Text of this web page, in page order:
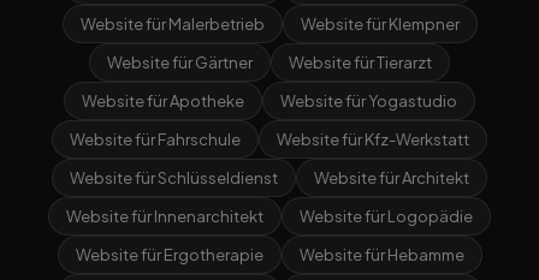
Website für Malerbetrieb
Website für Klempner
Website für Gärtner
Website für Tierarzt
Website für Apotheke
Website für Yogastudio
Website für Fahrschule
Website für Kfz-Werkstatt
Website für Schlüsseldienst
Website für Architekt
Website für Innenarchitekt
Website für Logopädie
Website für Ergotherapie
Website für Hebamme